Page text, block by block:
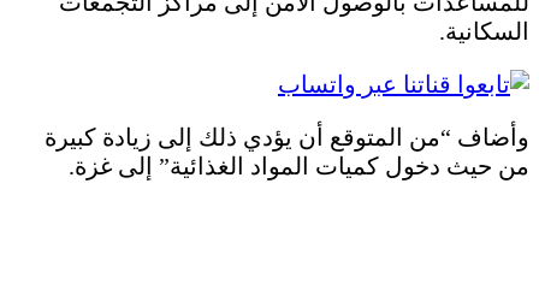
السكانية.
وأضاف “من المتوقع أن يؤدي ذلك إلى زيادة كبيرة
من حيث دخول كميات المواد الغذائية” إلى غزة.